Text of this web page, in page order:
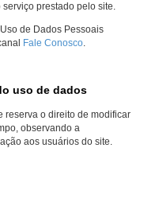
prestado pelo site.
de Dados Pessoais
Fale Conosco.
uso de dados
reserva o direito de modificar
observando a
aos usuários do site.